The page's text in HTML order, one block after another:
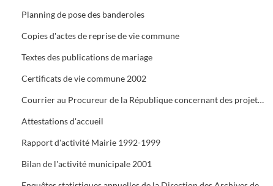
Planning de pose des banderoles
Copies d'actes de reprise de vie commune
Textes des publications de mariage
Certificats de vie commune 2002
Courrier au Procureur de la République concernant des projets de mariage dont les dossiers administratifs ne sont pas réglés
Attestations d'accueil
Rapport d'activité Mairie 1992-1999
Bilan de l'activité municipale 2001